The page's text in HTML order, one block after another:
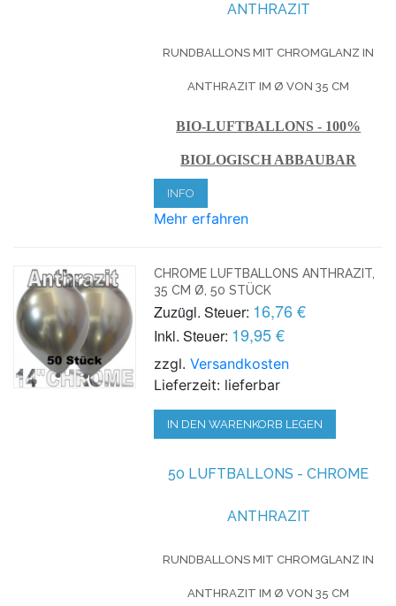
ANTHRAZIT
RUNDBALLONS MIT CHROMGLANZ IN
ANTHRAZIT IM Ø VON 35 CM
BIO-LUFTBALLONS - 100%
BIOLOGISCH ABBAUBAR
INFO
Mehr erfahren
CHROME LUFTBALLONS ANTHRAZIT,
35 CM Ø, 50 STÜCK
Zuzügl. Steuer: 16,76 €
Inkl. Steuer: 19,95 €
zzgl.Versandkosten
Lieferzeit: lieferbar
IN DEN WARENKORB LEGEN
50 LUFTBALLONS - CHROME
ANTHRAZIT
RUNDBALLONS MIT CHROMGLANZ IN
ANTHRAZIT IM Ø VON 35 CM